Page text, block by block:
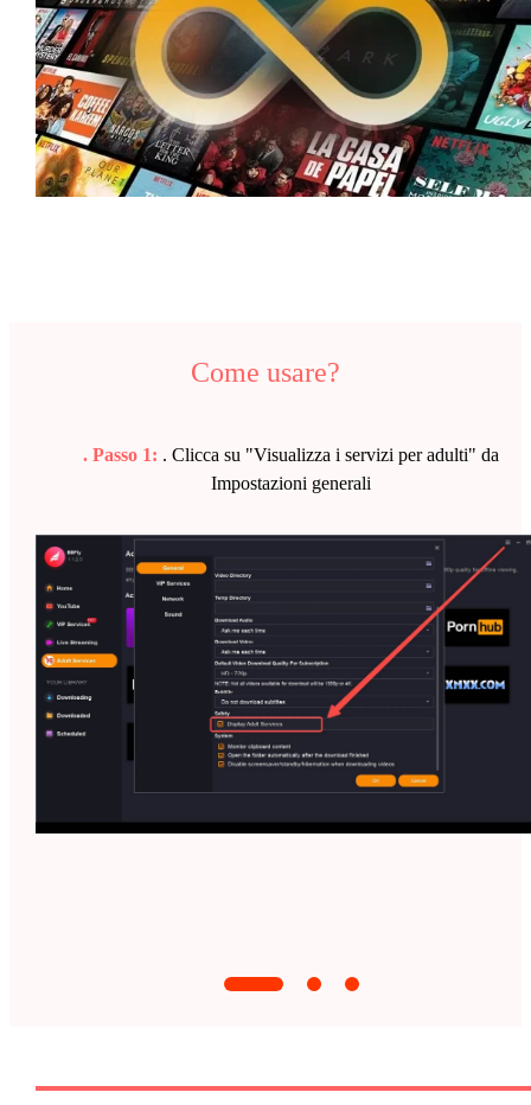
Come usare?
. Passo 1: . Clicca su "Visualizza i servizi per adulti" da
Impostazioni generali